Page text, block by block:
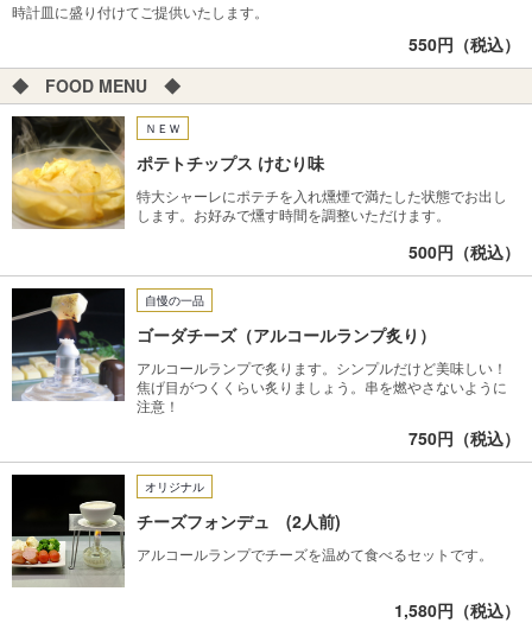
時計皿に盛り付けてご提供いたします。
550円（税込）
◆ FOOD MENU ◆
ＮＥＷ
ポテトチップス けむり味
特大シャーレにポテチを入れ燻煙で満たした状態でお出し
します。お好みで燻す時間を調整いただけます。
500円（税込）
自慢の一品
ゴーダチーズ（アルコールランプ炙り）
アルコールランプで炙ります。シンプルだけど美味しい！
焦げ目がつくくらい炙りましょう。串を燃やさないように
注意！
750円（税込）
オリジナル
チーズフォンデュ (2人前)
アルコールランプでチーズを温めて食べるセットです。
1,580円（税込）